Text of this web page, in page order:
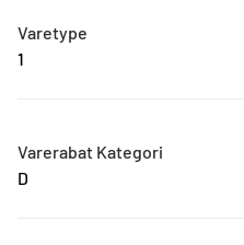
Varetype
1
Varerabat Kategori
D